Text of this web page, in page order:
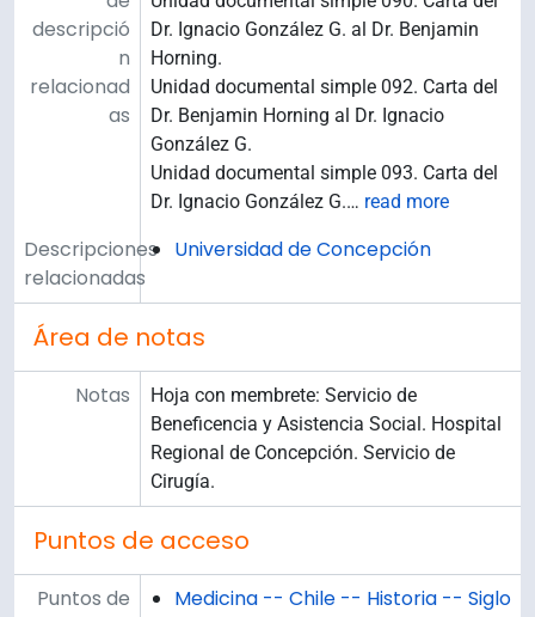
descripció
n
relacionad
as
Dr. Ignacio González G. al Dr. Benjamin
Horning.
Unidad documental simple 092. Carta del
Dr. Benjamin Horning al Dr. Ignacio
González G.
Unidad documental simple 093. Carta del
Dr. Ignacio González G.… read more
Descripciones
relacionadas
Universidad de Concepción
Área de notas
Notas
Hoja con membrete: Servicio de
Beneficencia y Asistencia Social. Hospital
Regional de Concepción. Servicio de
Cirugía.
Puntos de acceso
Puntos de
Medicina -- Chile -- Historia -- Siglo